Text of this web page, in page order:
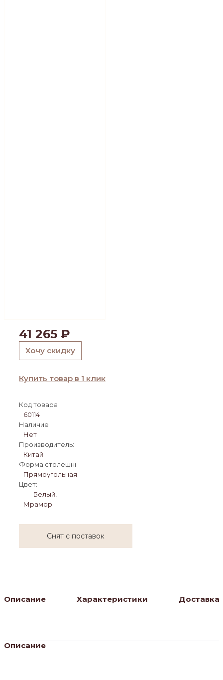
41 265 ₽
Хочу скидку
Купить товар в 1 клик
Код товара
60114
Наличие
Нет
Производитель:
Китай
Форма столешницы:
Прямоугольная
Цвет:
Белый,
Мрамор
Снят с поставок
Описание Характеристики Доставка
Описание